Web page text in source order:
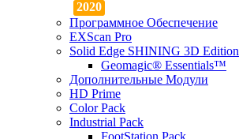
Программное Обеспечение
EXScan Pro
Solid Edge SHINING 3D Edition
Geomagic® Essentials™
Дополнительные Модули
HD Prime
Color Pack
Industrial Pack
FootStation Pack